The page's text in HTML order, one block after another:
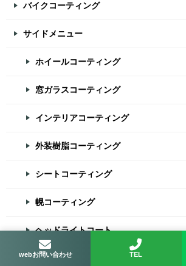
バイクコーティング
サイドメニュー
ホイールコーティング
窓ガラスコーティング
インテリアコーティング
外装樹脂コーティング
シートコーティング
幌コーティング
ヘッドライトコート
webお問い合わせ TEL